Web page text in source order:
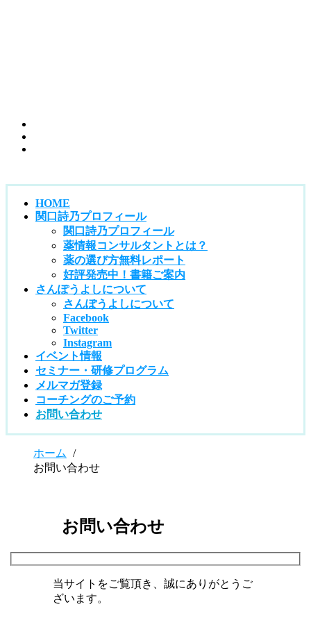
HOME
関口詩乃プロフィール
関口詩乃プロフィール
薬情報コンサルタントとは？
薬の選び方無料レポート
好評発売中！書籍ご案内
さんぽうよしについて
さんぽうよしについて
Facebook
Twitter
Instagram
イベント情報
セミナー・研修プログラム
メルマガ登録
コーチングのご予約
お問い合わせ
ホーム
/
お問い合わせ
お問い合わせ
当サイトをご覧頂き、誠にありがとうご
ざいます。